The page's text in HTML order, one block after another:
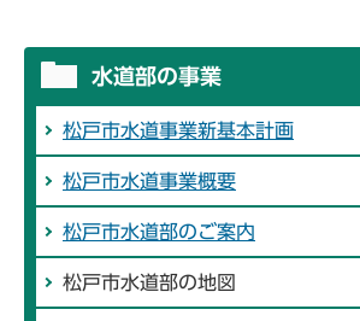
水道部の事業
松戸市水道事業新基本計画
松戸市水道事業概要
松戸市水道部のご案内
松戸市水道部の地図